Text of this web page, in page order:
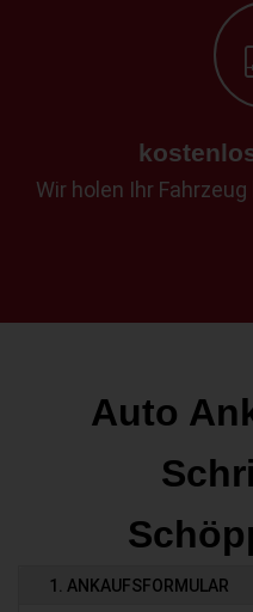
Wir holen Ihr
Auto
1. ANKAUFSFORMULAR